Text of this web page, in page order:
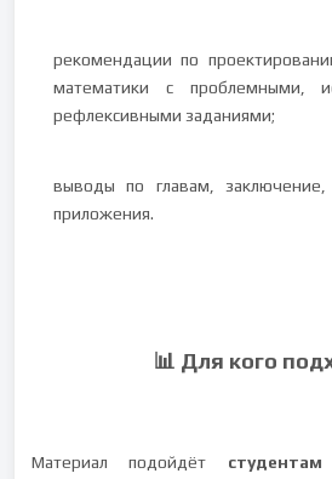
рекомендации по
математики с проблемными,
рефлексивными заданиями;
выводы по главам, заключение,
приложения.
📊 Для кого
Материал подойдёт